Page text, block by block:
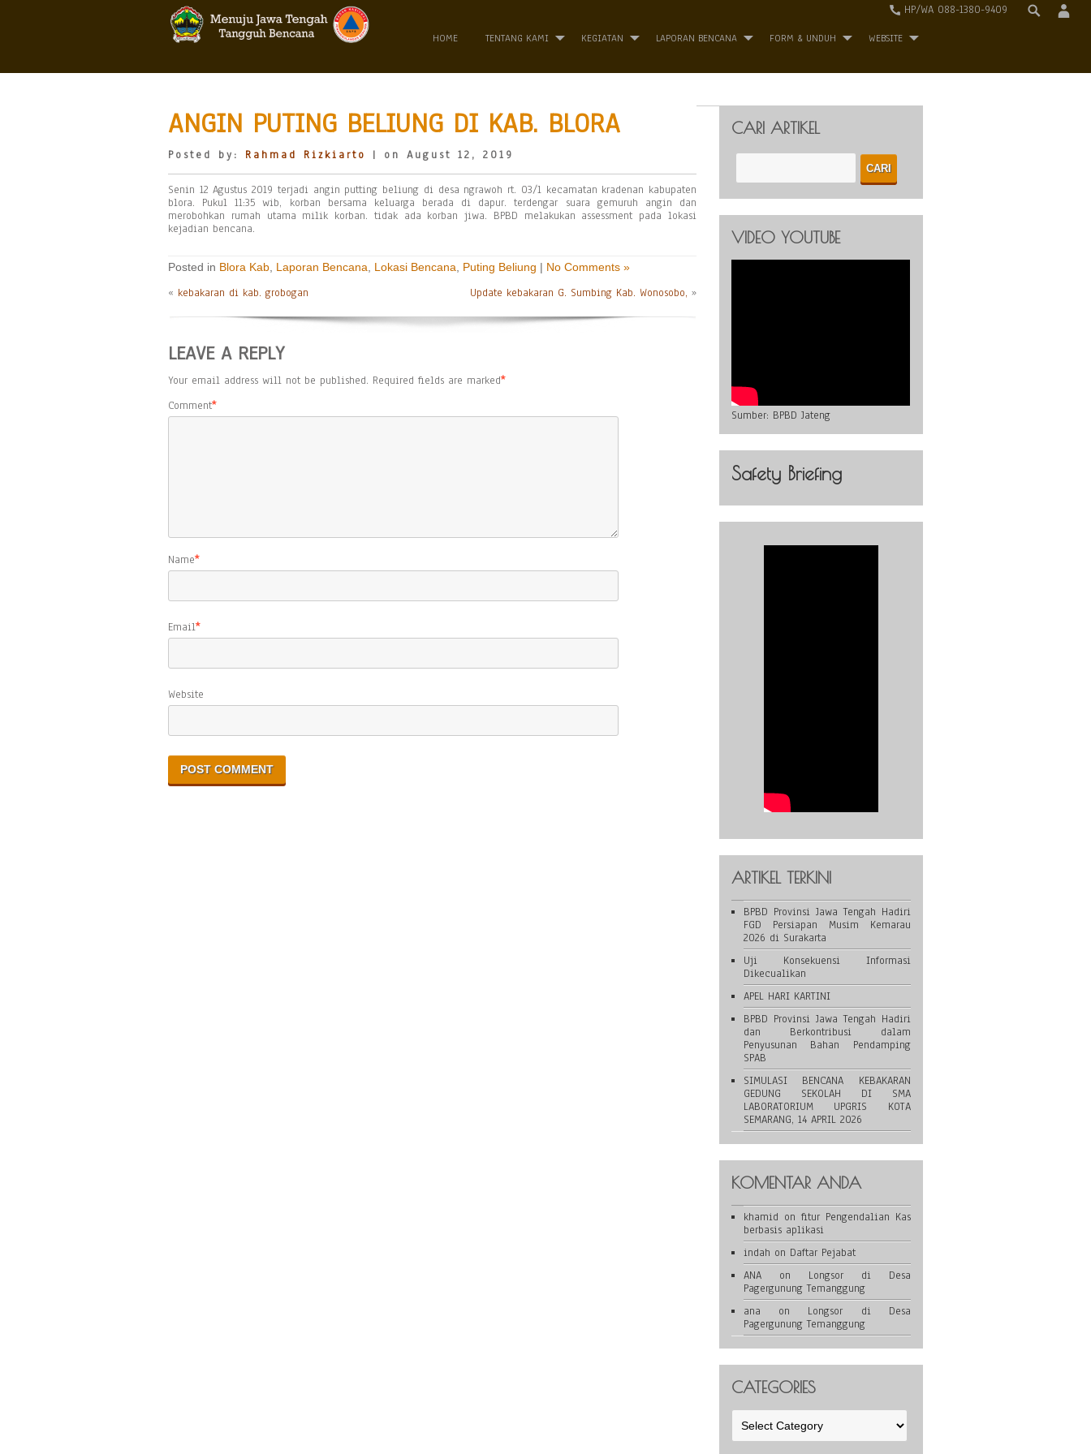
HP/WA 088-1380-9409
HOME TENTANG KAMI KEGIATAN LAPORAN BENCANA FORM & UNDUH WEBSITE
ANGIN PUTING BELIUNG DI KAB. BLORA
Posted by: Rahmad Rizkiarto | on August 12, 2019
Senin 12 Agustus 2019 terjadi angin putting beliung di desa ngrawoh rt. 03/1 kecamatan kradenan kabupaten
blora. Pukul 11:35 wib, korban bersama keluarga berada di dapur. terdengar suara gemuruh angin dan
merobohkan rumah utama milik korban. tidak ada korban jiwa. BPBD melakukan assessment pada lokasi
kejadian bencana.
Posted in Blora Kab Laporan Bencana Lokasi Bencana Puting Beliung | No Comments »
« kebakaran di kab. grobogan Update kebakaran G. Sumbing Kab. Wonosobo, »
LEAVE A REPLY
Your email address will not be published. Required fields are marked*
Comment*
Name*
Email*
Website
CARI ARTIKEL
VIDEO YOUTUBE
Sumber: BPBD Jateng
Safety Briefing
ARTIKEL TERKINI
BPBD Provinsi Jawa Tengah Hadiri
FGD Persiapan Musim Kemarau
2026 di Surakarta
Uji Konsekuensi Informasi
Dikecualikan
APEL HARI KARTINI
BPBD Provinsi Jawa Tengah Hadiri
dan Berkontribusi dalam
Penyusunan Bahan Pendamping
SPAB
SIMULASI BENCANA KEBAKARAN
GEDUNG SEKOLAH DI SMA
LABORATORIUM UPGRIS KOTA
SEMARANG, 14 APRIL 2026
KOMENTAR ANDA
khamid on fitur Pengendalian Kas
berbasis aplikasi
indah on Daftar Pejabat
ANAon Longsor di Desa
Pagergunung Temanggung
ana on Longsor di Desa
Pagergunung Temanggung
CATEGORIES
Categories